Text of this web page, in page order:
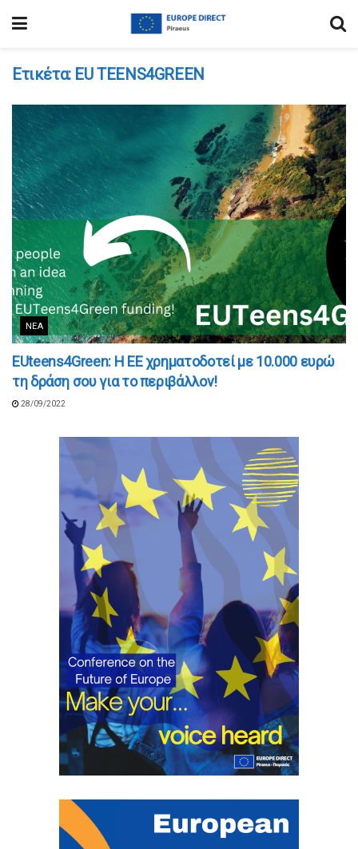
Ετικέτα: EU TEENS4GREEN
ΝΈΑ
EUteens4Green: Η ΕΕ χρηματοδοτεί με 10.000 ευρώ
τη δράση σου για το περιβάλλον!
28/09/2022